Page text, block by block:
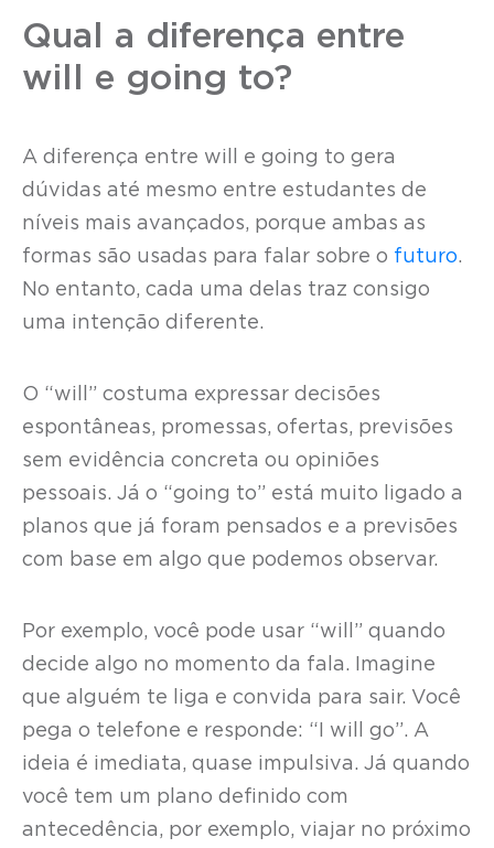
Qual a diferença entre
will e going to?
A diferença entre will e going to gera
dúvidas até mesmo entre estudantes de
níveis mais avançados, porque ambas as
formas são usadas para falar sobre o futuro.
No entanto, cada uma delas traz consigo
uma intenção diferente.
O “will” costuma expressar decisões
espontâneas, promessas, ofertas, previsões
sem evidência concreta ou opiniões
pessoais. Já o “going to” está muito ligado a
planos que já foram pensados e a previsões
com base em algo que podemos observar.
Por exemplo, você pode usar “will” quando
decide algo no momento da fala. Imagine
que alguém te liga e convida para sair. Você
pega o telefone e responde: “I will go”. A
ideia é imediata, quase impulsiva. Já quando
você tem um plano definido com
antecedência, por exemplo, viajar no próximo